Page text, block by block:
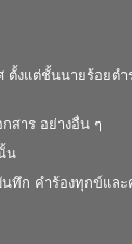
ตั้งแต่ชั้นนายร้อยตำ
สาร อย่างอื่น ๆ
น
ทึก คำร้องทุกข์และ